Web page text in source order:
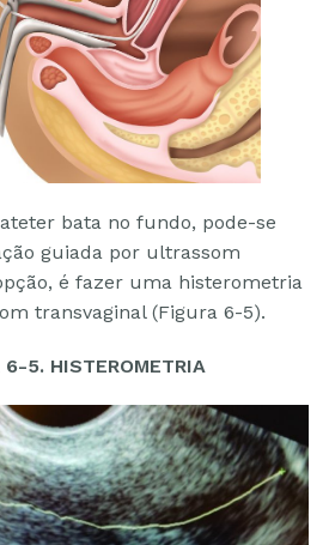
bata no fundo, pode-se
guiada por ultrassom
é fazer uma histerometria
transvaginal (Figura 6-5).
6-5. HISTEROMETRIA